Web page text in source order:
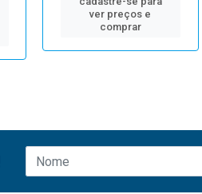
ver preços e
comprar